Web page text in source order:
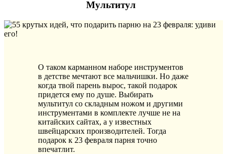
Мультитул
О таком карманном наборе инструментов
в детстве мечтают все мальчишки. Но даже
когда твой парень вырос, такой подарок
придется ему по душе. Выбирать
мультитул со складным ножом и другими
инструментами в комплекте лучше не на
китайских сайтах, а у известных
швейцарских производителей. Тогда
подарок к 23 февраля парня точно
впечатлит.